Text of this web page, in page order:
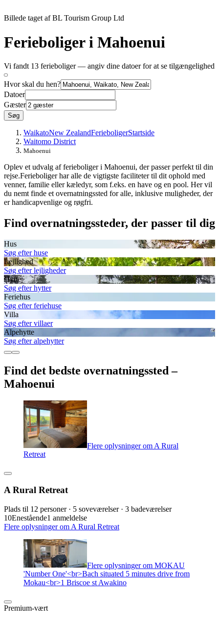
Billede taget af BL Tourism Group Ltd
Ferieboliger i Mahoenui
Vi fandt 13 ferieboliger — angiv dine datoer for at se tilgængelighed
Hvor skal du hen?
Datoer
Gæster
Søg
WaikatoNew ZealandFerieboligerStartside
Waitomo District
Mahoenui
Oplev et udvalg af ferieboliger i Mahoenui, der passer perfekt til din
rejse.Ferieboliger har alle de vigtigste faciliteter til dit ophold med
venner, familie eller kæledyr, som f.eks. en have og en pool. Her vil
du nemt finde et overnatningssted for alle, inklusive muligheder, der
er handicapvenlige og røgfri.
Find overnatningssteder, der passer til dig
Hus
Søg efter huse
Lejlighed
Søg efter lejligheder
Hytte
Søg efter hytter
Feriehus
Søg efter feriehuse
Villa
Søg efter villaer
Alpehytte
Søg efter alpehytter
Find det bedste overnatningssted –
Mahoenui
Flere oplysninger om A Rural
Retreat
A Rural Retreat
Plads til 12 personer · 5 soveværelser · 3 badeværelser
10Enestående1 anmeldelse
Flere oplysninger om A Rural Retreat
Flere oplysninger om MOKAU
'Number One'<br>Bach situated 5 minutes drive from
Mokau<br>1 Briscoe st Awakino
Premium-vært